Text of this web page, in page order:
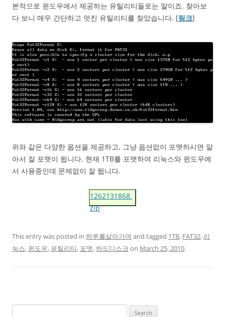
본적으로 윈도우에서 제공하는 유틸리티들로는 말이죠. 찾아보
다 보니 매우 간단하고 멋진 유틸리티를 찾았습니다. [링크]
위와 같은 다양한 옵션을 제공하고, 그냥 옵션없이 포맷하시면 알
아서 잘 포맷이 됩니다. 현재 1TB를 포맷하여 리눅스와 윈도우에
서 사용중인데 문제없이 잘 됩니다.
1262131868.
zip
This entry was posted in 하루를살아가며 and tagged 1TB, FAT32, 리
눅스, 윈도우, 유틸리티, 포맷,하드디스크 on March 25, 2010.